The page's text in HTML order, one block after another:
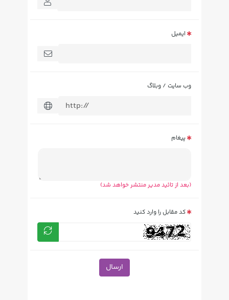
ایمیل
وب سایت / وبلاگ
پیغام
(بعد از تائید مدیر منتشر خواهد شد)
کد مقابل را وارد کنید
ارسال